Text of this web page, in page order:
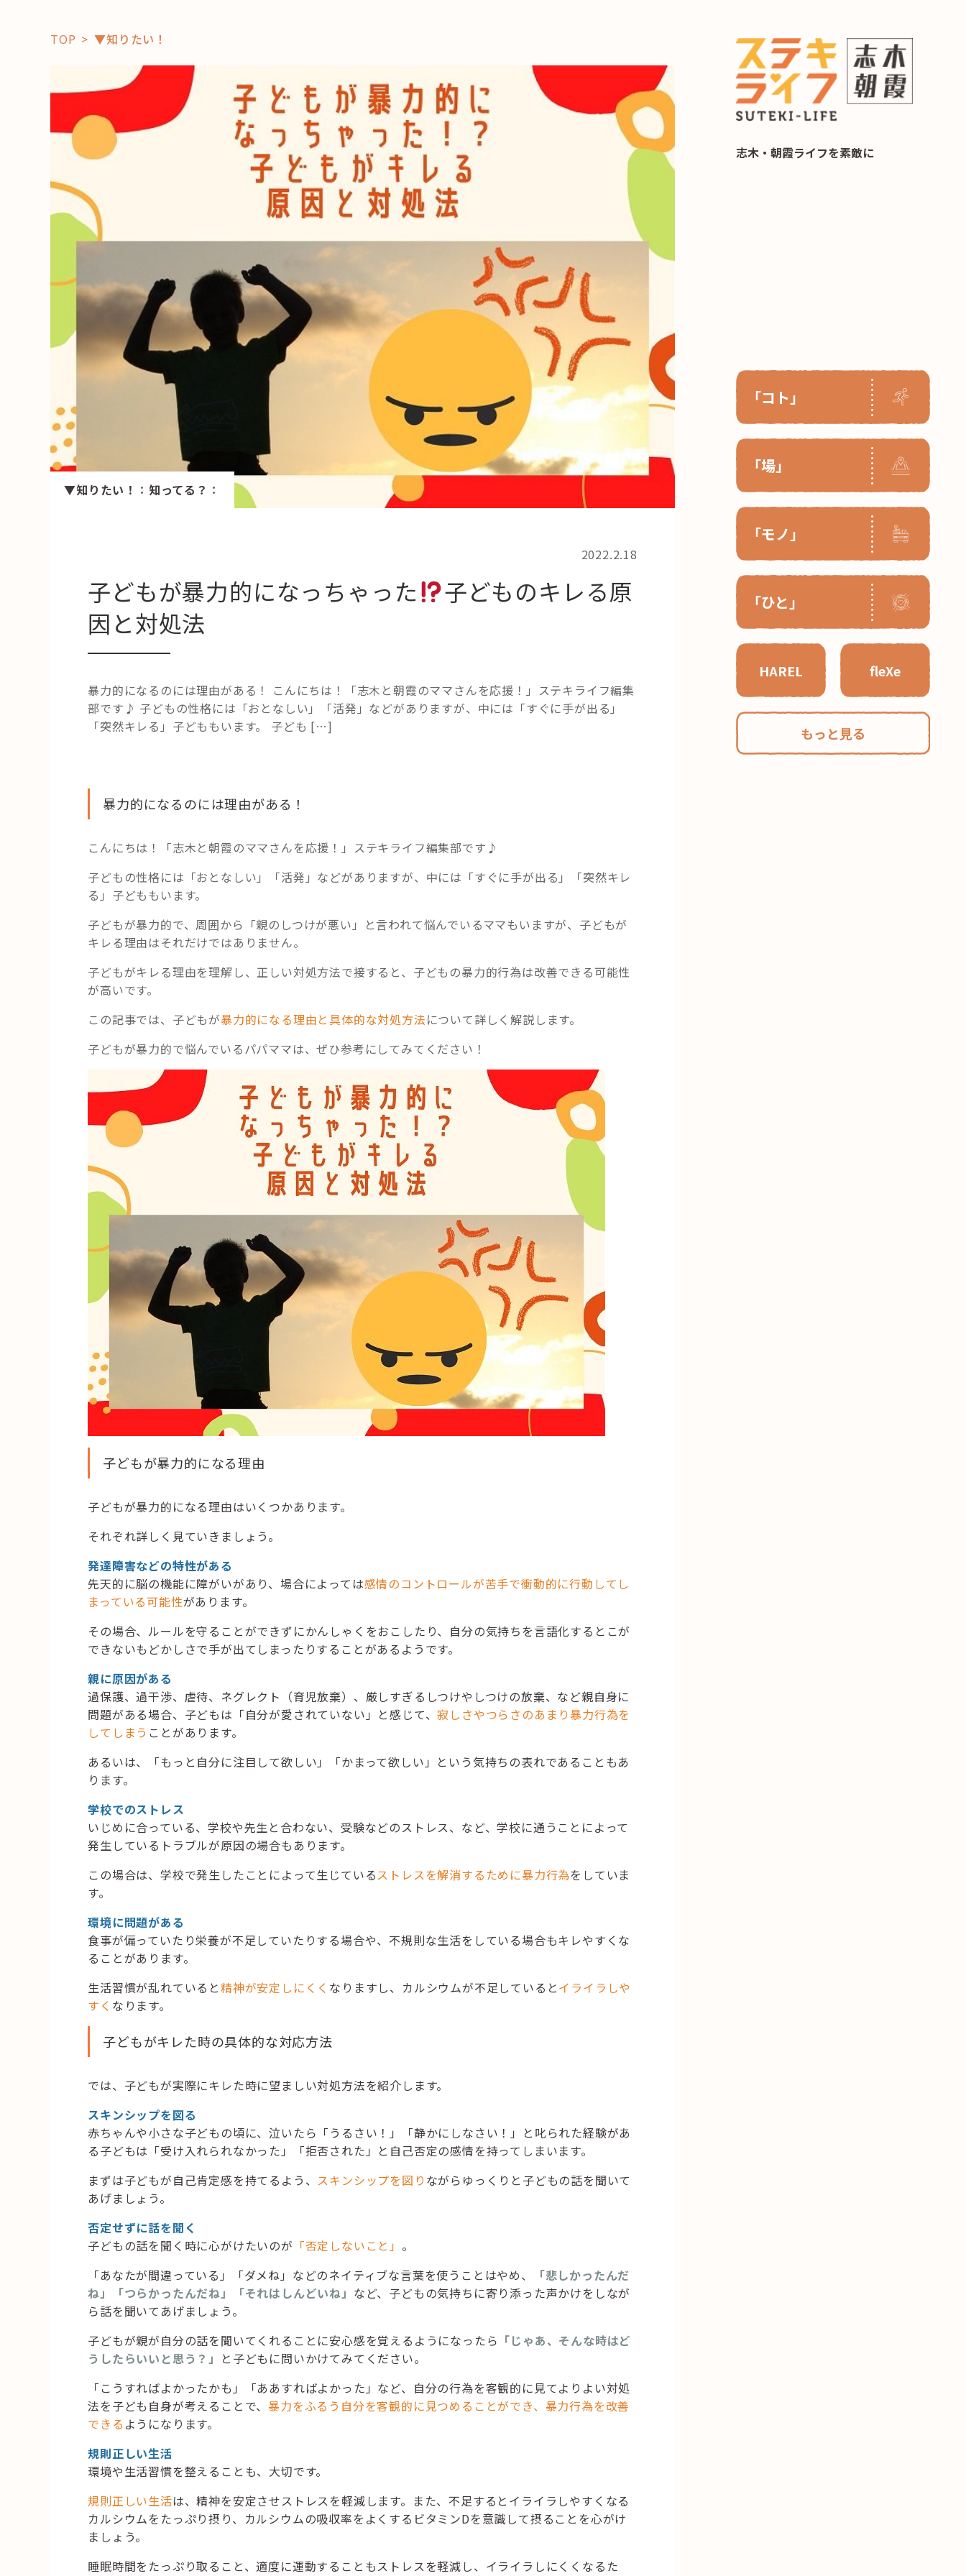
志木・朝霞ライフを素敵に
「コト」
「場」
「モノ」
「ひと」
HAREL fleXe
もっと見る
「コト」
暮らし
学び・教育
「場」
HAREL
HAREL
活用事例
「モノ」
fleXe リノベ事例
「ひと」
これからの暮らし 住み替え相談
記事検索
TOP ▼知りたい！
▼知りたい！ ： 知ってる？ ：
2022.2.18
子どもが暴力的になっちゃった
子どものキレる原
因と対処法
暴力的になるのには理由がある！ こんにちは！「志木と朝霞のママさんを応援！」ステキライフ編集
部です♪ 子どもの性格には「おとなしい」「活発」などがありますが、中には「すぐに手が出る」
「突然キレる」子どももいます。 子ども […]
暴力的になるのには理由がある！
こんにちは！「志木と朝霞のママさんを応援！」ステキライフ編集部です♪
子どもの性格には「おとなしい」「活発」などがありますが、中には「すぐに手が出る」「突然キレ
る」子どももいます。
子どもが暴力的で、周囲から「親のしつけが悪い」と言われて悩んでいるママもいますが、子どもが
キレる理由はそれだけではありません。
子どもがキレる理由を理解し、正しい対処方法で接すると、子どもの暴力的行為は改善できる可能性
が高いです。
この記事では、子どもが暴力的になる理由と具体的な対処方法について詳しく解説します。
子どもが暴力的で悩んでいるパパママは、ぜひ参考にしてみてください！
子どもが暴力的になる理由
子どもが暴力的になる理由はいくつかあります。
それぞれ詳しく見ていきましょう。
発達障害などの特性がある
先天的に脳の機能に障がいがあり、場合によっては感情のコントロールが苦手で衝動的に行動してし
まっている可能性があります。
その場合、ルールを守ることができずにかんしゃくをおこしたり、自分の気持ちを言語化するとこが
できないもどかしさで手が出てしまったりすることがあるようです。
親に原因がある
過保護、過干渉、虐待、ネグレクト（育児放棄）、厳しすぎるしつけやしつけの放棄、など親自身に
問題がある場合、子どもは「自分が愛されていない」と感じて、寂しさやつらさのあまり暴力行為を
してしまう ことがあります。
あるいは、「もっと自分に注目して欲しい」「かまって欲しい」という気持ちの表れであることもあ
ります。
学校でのストレス
いじめに合っている、学校や先生と合わない、受験などのストレス、など、学校に通うことによって
発生しているトラブルが原因の場合もあります。
この場合は、学校で発生したことによって生じているストレスを解消するために暴力行為をしていま
す。
環境に問題がある
食事が偏っていたり栄養が不足していたりする場合や、不規則な生活をしている場合もキレやすくな
ることがあります。
生活習慣が乱れていると精神が安定しにくく なりますし、カルシウムが不足しているとイライラしや
すく なります。
子どもがキレた時の具体的な対応方法
では、子どもが実際にキレた時に望ましい対処方法を紹介します。
スキンシップを図る
赤ちゃんや小さな子どもの頃に、泣いたら「うるさい！」「静かにしなさい！」と叱られた経験があ
る子どもは「受け入れられなかった」「拒否された」と自己否定の感情を持ってしまいます。
まずは子どもが自己肯定感を持てるよう、 スキンシップを図り ながらゆっくりと子どもの話を聞いて
あげましょう。
否定せずに話を聞く
子どもの話を聞く時に心がけたいのが 「否定しないこと」 。
「あなたが間違っている」「ダメね」などのネイティブな言葉を使うことはやめ、
「悲しかったんだ
ね」「つらかったんだね」「それはしんどいね」 など、子どもの気持ちに寄り添った声かけをしなが
ら話を聞いてあげましょう。
子どもが親が自分の話を聞いてくれることに安心感を覚えるようになったら 「じゃあ、そんな時はど
うしたらいいと思う？」 と子どもに問いかけてみてください。
「こうすればよかったかも」「ああすればよかった」など、自分の行為を客観的に見てよりよい対処
法を子ども自身が考えることで、 暴力をふるう自分を客観的に見つめることができ、暴力行為を改善
できる ようになります。
規則正しい生活
環境や生活習慣を整えることも、大切です。
規則正しい生活は、精神を安定させストレスを軽減します。また、不足するとイライラしやすくなる
カルシウムをたっぷり摂り、カルシウムの吸収率をよくするビタミンDを意識して摂ることを心がけ
ましょう。
睡眠時間をたっぷり取ること、適度に運動することもストレスを軽減し、イライラしにくくなるた